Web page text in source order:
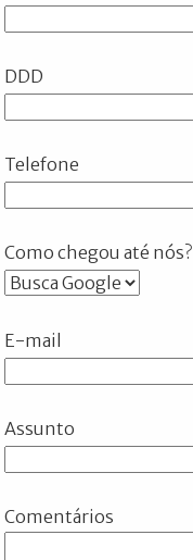
DDD
Telefone
Como chegou até nós?
E-mail
Assunto
Comentários